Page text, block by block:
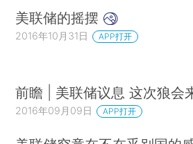
美联储的摇摆
2016年10月31日 APP打开
前瞻 | 美联储议息 这次狼会
2016年09月09日 APP打开